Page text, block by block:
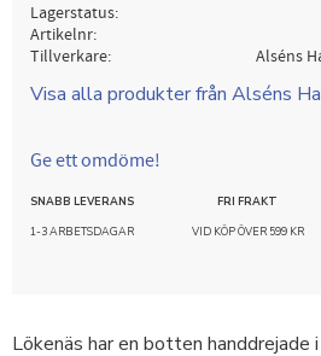
Lagerstatus
Artikelnr
Tillverkare
Alséns
Visa alla produkter från Alséns
Ge ett omdöme!
SNABB LEVERANS
1-3 ARBETSDAGAR
FRI FRAKT
VID KÖP ÖVER 599 KR
Lökenäs har en botten handdrejade